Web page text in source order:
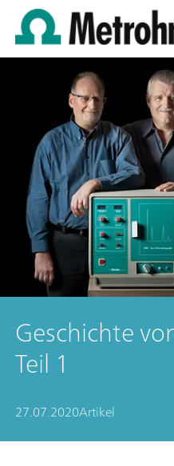
Geschichte
Teil 1
27.07.2020Artikel